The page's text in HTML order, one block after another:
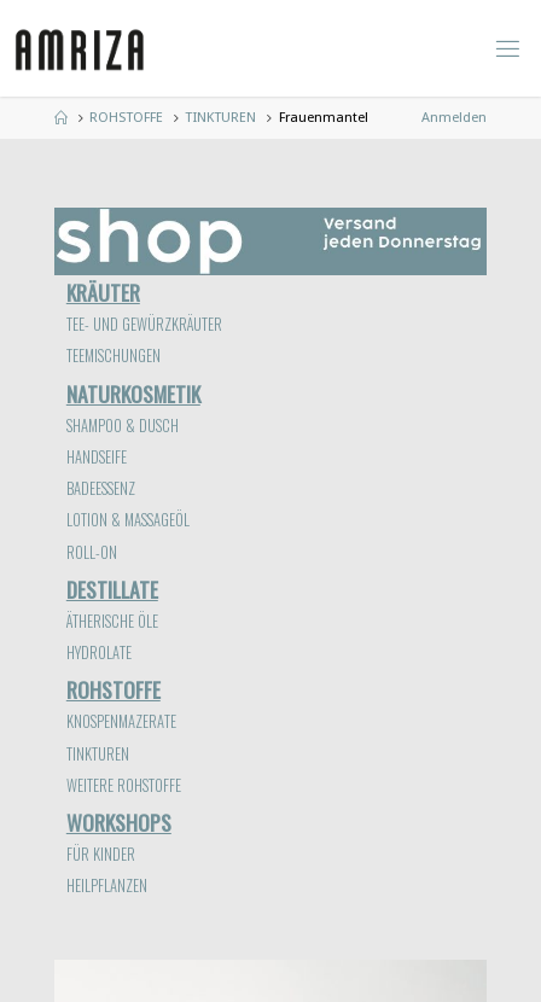
Inhalt
springen
StartROHSTOFFE TINKTUREN Frauenmantel Anmelden
KRÄUTER
TEE- UND GEWÜRZKRÄUTER
TEEMISCHUNGEN
NATURKOSMETIK
SHAMPOO & DUSCH
HANDSEIFE
BADEESSENZ
LOTION & MASSAGEÖL
ROLL-ON
DESTILLATE
ÄTHERISCHE ÖLE
HYDROLATE
ROHSTOFFE
KNOSPENMAZERATE
TINKTUREN
WEITERE ROHSTOFFE
WORKSHOPS
FÜR KINDER
HEILPFLANZEN